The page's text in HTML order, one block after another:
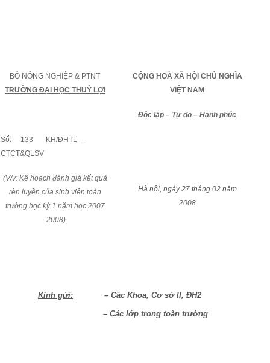
BỘ NÔNG NGHIỆP & PTNT
TRƯỜNG ĐẠI HỌC THUỶ LỢI
Số: 133
KH/ĐHTL –
CTCT&QLSV
(V/v: Kế hoạch đánh giá kết quả
rèn luyện của sinh viên toàn
trường học kỳ 1 năm học 2007
-2008)
CỘNG HOÀ XÃ HỘI CHỦ NGHĨA
VIỆT NAM
Độc lập – Tự do – Hạnh phúc
Hà nội, ngày 27 tháng 02 năm
2008
Kính gửi: – Các Khoa, Cơ sở II, ĐH2
– Các lớp trong toàn trường